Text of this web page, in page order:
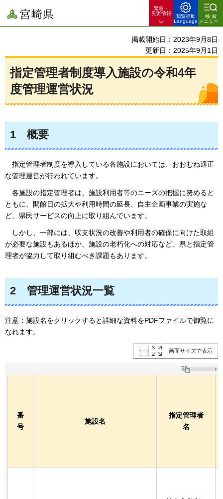
宮崎県
緊急・
災害情報
閲覧補助
Language
検索
メニュー
掲載開始日：2023年9月8日
更新日：2025年9月1日
指定管理者制度導入施設の令和4年
度管理運営状況
1 概要
指定管理者制度を導入している各施設においては、 おおむね適正
な管理運営が行われています。
各施設の指定管理者は、施設利用者等のニーズの把握に努めると
ともに、開館日の拡大や利用時間の延長、自主企画事業の実施な
ど、 県民サービスの向上に取り組んでいます。
しかし、一部には、 収支状況の改善や利用者の確保に向けた取組
が必要な施設もあるほか、施設の老朽化への対応など、県と指定管
理者が協力して取り組むべき課題もあります。
2 管理運営状況一覧
注意：施設名をクリックすると詳細な資料をPDFファイルで御覧に
なれます。
画面サイズで表示
番
号
施設名
指定管理者
名